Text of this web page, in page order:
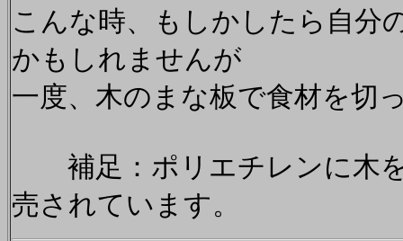
こんな時、もしかしたら自分
かもしれませんが
一度、木のまな板で食材を切
補足：ポリエチレンに木を
売されています。